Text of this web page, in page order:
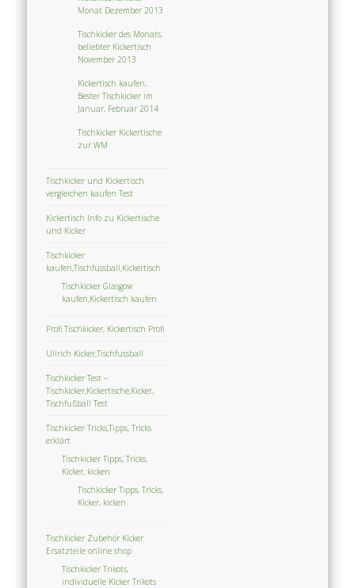
Monat Dezember 2013
Tischkicker des Monats,
beliebter Kickertisch
November 2013
Kickertisch kaufen,
Bester Tischkicker im
Januar, Februar 2014
Tischkicker Kickertische
zur WM
Tischkicker und Kickertisch
vergleichen kaufen Test
Kickertisch Info zu Kickertische
und Kicker
Tischkicker
kaufen,Tischfussball,Kickertisch
Tischkicker Glasgow
kaufen,Kickertisch kaufen
Profi Tischkicker, Kickertisch Profi
Ullrich Kicker,Tischfussball
Tischkicker Test –
Tischkicker,Kickertische,Kicker,
Tischfußball Test
Tischkicker Tricks,Tipps, Tricks
erklärt
Tischkicker Tipps, Tricks,
Kicker, kicken
Tischkicker Tipps, Tricks,
Kicker, kicken
Tischkicker Zubehör Kicker
Ersatzteile online shop
Tischkicker Trikots,
individuelle Kicker Trikots